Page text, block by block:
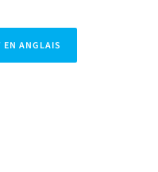
EN ANGLAIS